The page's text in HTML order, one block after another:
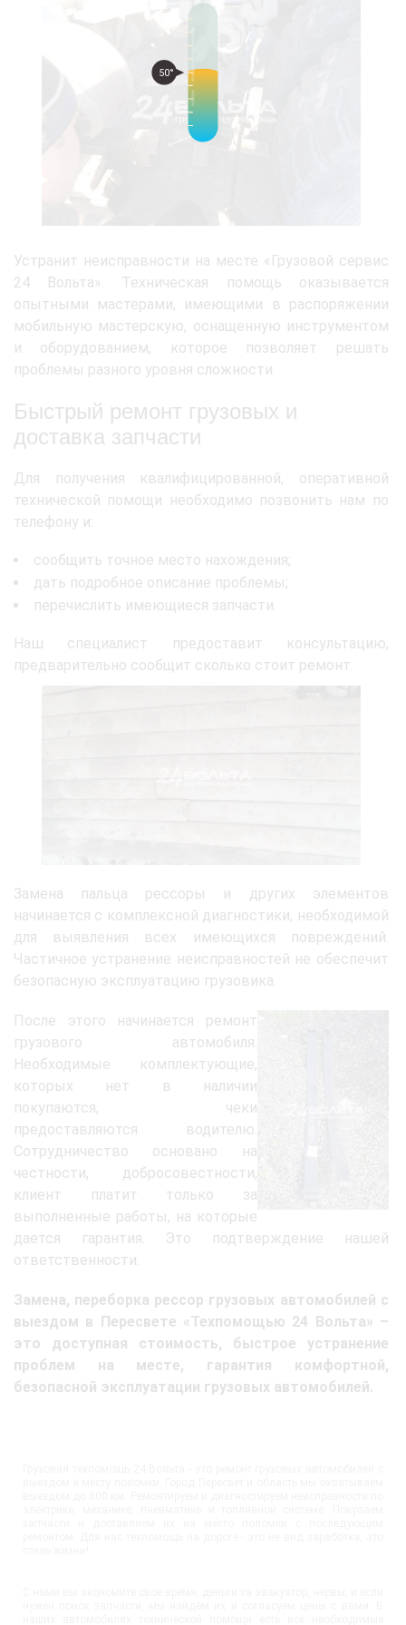
50°
Устранит неисправности на месте «Грузовой сервис
24 Вольта». Техническая помощь оказывается
опытными мастерами, имеющими в распоряжении
мобильную мастерскую, оснащенную инструментом
и оборудованием, которое позволяет решать
проблемы разного уровня сложности.
Быстрый ремонт грузовых и
доставка запчасти
Для получения квалифицированной, оперативной
технической помощи необходимо позвонить нам по
телефону и:
сообщить точное место нахождения;
дать подробное описание проблемы;
перечислить имеющиеся запчасти.
Наш специалист предоставит консультацию,
предварительно сообщит сколько стоит ремонт.
Замена пальца рессоры и других элементов
начинается с комплексной диагностики, необходимой
для выявления всех имеющихся повреждений.
Частичное устранение неисправностей не обеспечит
безопасную эксплуатацию грузовика.
После этого начинается ремонт
грузового автомобиля.
Необходимые комплектующие,
которых нет в наличии
покупаются, чеки
предоставляются водителю.
Сотрудничество основано на
честности, добросовестности,
клиент платит только за
выполненные работы, на которые
дается гарантия. Это подтверждение нашей
ответственности.
Замена, переборка рессор грузовых автомобилей с
выездом в Пересвете «Техпомощью 24 Вольта» –
это доступная стоимость, быстрое устранение
проблем на месте, гарантия комфортной,
безопасной эксплуатации грузовых автомобилей.